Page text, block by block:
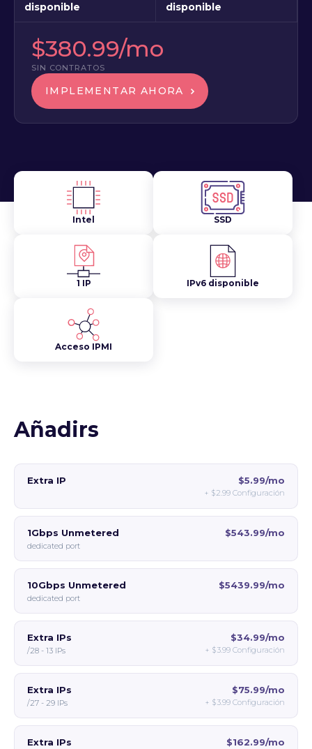
disponible disponible
$380.99/mo
SIN CONTRATOS
IMPLEMENTAR AHORA
Intel SSD
1 IP IPv6 disponible
Acceso IPMI
Añadirs
Extra IP $5.99/mo
+ $2.99 Configuración
1Gbps Unmetered
dedicated port
$543.99/mo
10Gbps Unmetered
dedicated port
$5439.99/mo
Extra IPs
/28 - 13 IPs
$34.99/mo
+ $3.99 Configuración
Extra IPs
/27 - 29 IPs
$75.99/mo
+ $3.99 Configuración
Extra IPs $162.99/mo